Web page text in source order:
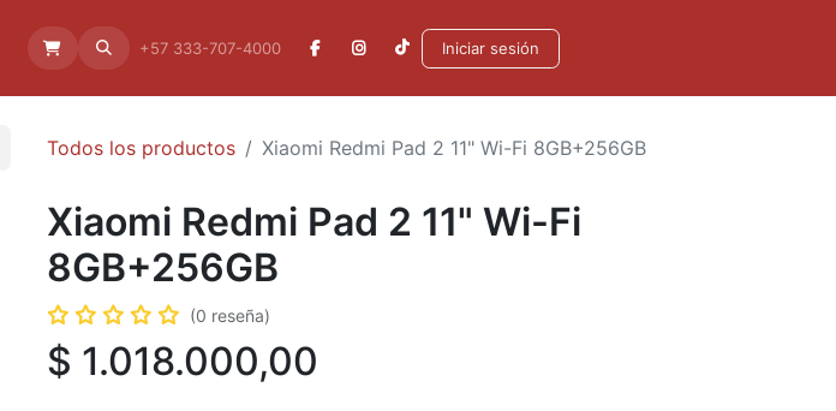
Aliados +57 333-707-4000 Iniciar sesión
Todos los productos Xiaomi Redmi Pad 2 11" Wi-Fi 8GB+256GB
Xiaomi Redmi Pad 2 11" Wi-Fi
8GB+256GB
(0 reseña)
$ 1.018.000,00